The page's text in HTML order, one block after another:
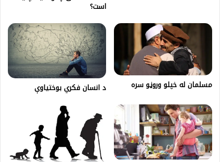
است؟
مسلمان له خپلو وروڼو سره د انسان فکري بوختیاوې